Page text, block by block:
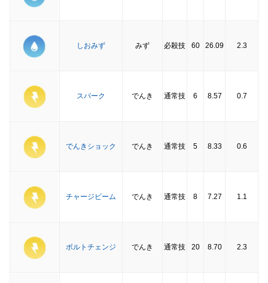
しおみず みず 必殺技 60 26.09 2.3
スパーク でんき 通常技 6 8.57 0.7
でんきショック でんき 通常技 5 8.33 0.6
チャージビーム でんき 通常技 8 7.27 1.1
ボルトチェンジ でんき 通常技 20 8.70 2.3